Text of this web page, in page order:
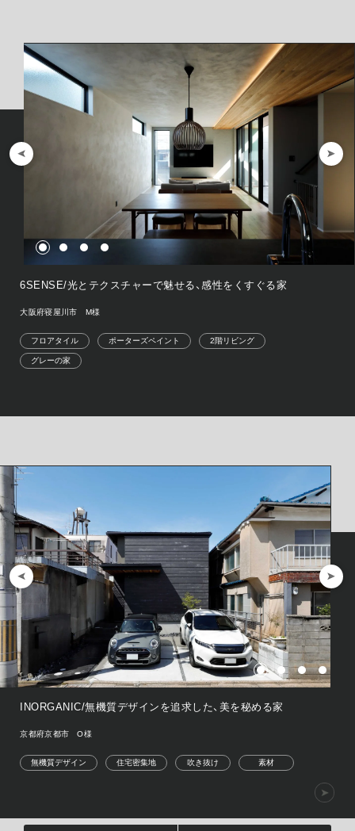
6SENSE/光とテクスチャーで魅せる、感性をくすぐる家
大阪府寝屋川市 M様
フロアタイル ポーターズペイント 2階リビング
グレーの家
INORGANIC/無機質デザインを追求した、美を秘める家
京都府京都市 O様
無機質デザイン 住宅密集地 吹き抜け 素材